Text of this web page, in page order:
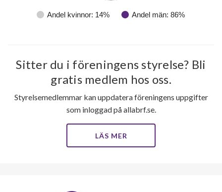
Andel kvinnor: 14% Andel män: 86%
Sitter du i föreningens styrelse? Bli
gratis medlem hos oss.
Styrelsemedlemmar kan uppdatera föreningens uppgifter
som inloggad på allabrf.se.
LÄS MER